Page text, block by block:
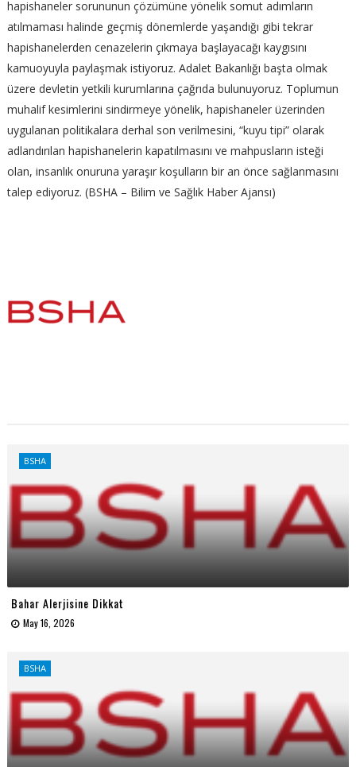
hapishaneler sorununun çözümüne yönelik somut adımların
atılmaması halinde geçmiş dönemlerde yaşandığı gibi tekrar
hapishanelerden cenazelerin çıkmaya başlayacağı kaygısını
kamuoyuyla paylaşmak istiyoruz. Adalet Bakanlığı başta olmak
üzere devletin yetkili kurumlarına çağrıda bulunuyoruz. Toplumun
muhalif kesimlerini sindirmeye yönelik, hapishaneler üzerinden
uygulanan politikalara derhal son verilmesini, “kuyu tipi” olarak
adlandırılan hapishanelerin kapatılmasını ve mahpusların isteği
olan, insanlık onuruna yaraşır koşulların bir an önce sağlanmasını
talep ediyoruz. (BSHA – Bilim ve Sağlık Haber Ajansı)
BSHA
Bahar Alerjisine Dikkat
May 16, 2026
BSHA